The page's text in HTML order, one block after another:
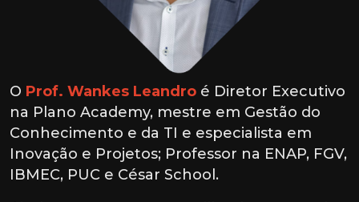
O Prof. Wankes Leandro é Diretor Executivo
na Plano Academy, mestre em Gestão do
Conhecimento e da TI e especialista em
Inovação e Projetos; Professor na ENAP, FGV,
IBMEC, PUC e César School.